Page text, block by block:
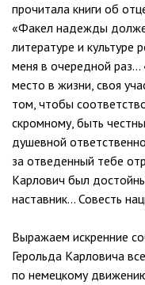
прочитала книги об
«Факел надежды
литературе и культуре
меня в очередной
место в жизни, своя
том, чтобы
скромному, быть
душевной
за отведенный тебе
Карлович был
наставник… Совесть
Выражаем искренние
Герольда Карловича
по немецкому